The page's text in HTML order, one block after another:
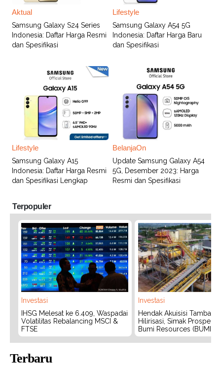
Aktual
Samsung Galaxy S24 Series
Indonesia: Daftar Harga Resmi
dan Spesifikasi
Lifestyle
Samsung Galaxy A54 5G
Indonesia: Daftar Harga Baru
dan Spesifikasi
Lifestyle
Samsung Galaxy A15
Indonesia: Daftar Harga Resmi
dan Spesifikasi Lengkap
BelanjaOn
Update Samsung Galaxy A54
5G, Desember 2023: Harga
Resmi dan Spesifikasi
Terpopuler
Investasi
IHSG Melesat ke 6.409, Waspadai
Volatilitas Rebalancing MSCI &
FTSE
Investasi
Hendak Akuisisi
Hilirisasi, Simak Prospek
Bumi Resources (BUMI)
Terbaru